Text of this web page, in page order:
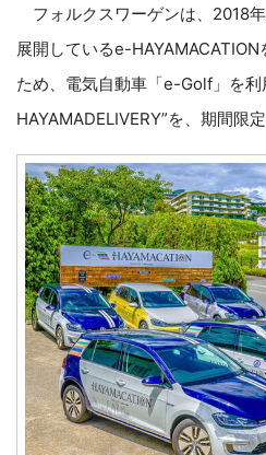
フォルクスワーゲンは、2018
展開しているe-
ため、電気自動車「e-Golf」を
HAYAMADELIVERY”を、期間限